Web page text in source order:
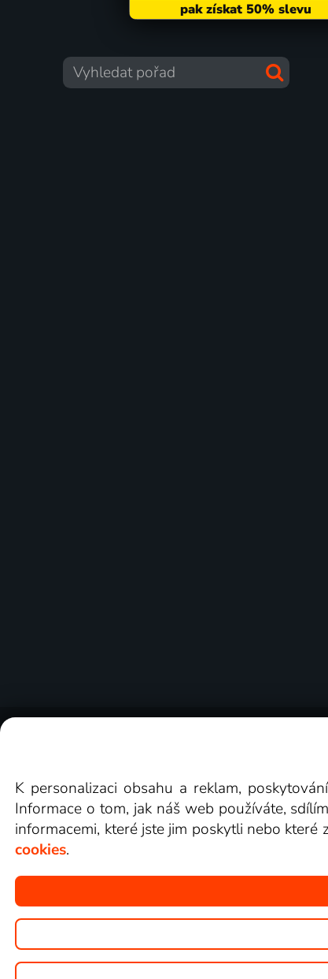
Copyright ©
K personalizaci obsahu a reklam,
Informace o tom, jak náš web používáte,
informacemi, které jste jim poskytli nebo
cookies.